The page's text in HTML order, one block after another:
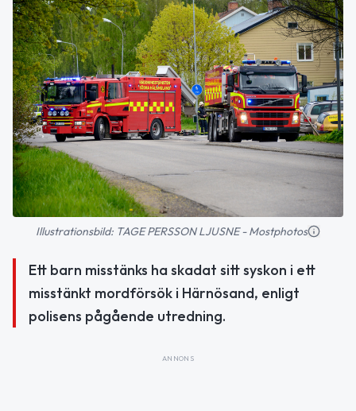
Illustrationsbild: TAGE PERSSON LJUSNE - Mostphotos
Ett barn misstänks ha skadat sitt syskon i ett
misstänkt mordförsök i Härnösand, enligt
polisens pågående utredning.
ANNONS